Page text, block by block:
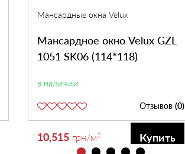
Мансардные окна Velux
Мансардное окно Velux GZL
1051 SK06 (114*118)
в наличии
Отзывов (0)
10,515 грн/м2 Купить